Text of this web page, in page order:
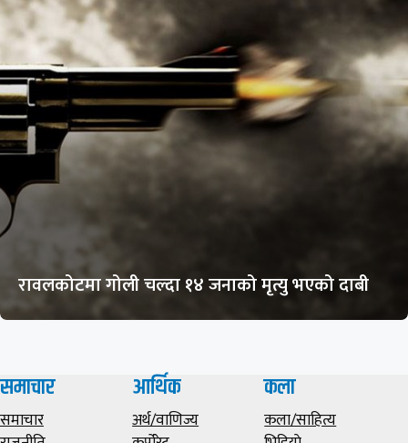
रावलकोटमा गोली चल्दा १४ जनाको मृत्यु भएको दाबी
समाचार
समाचार
आर्थिक
अर्थ/वाणिज्य
कला
कला/साहित्य